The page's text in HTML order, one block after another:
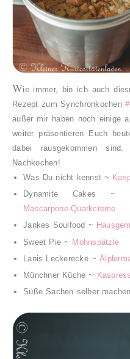
Wie immer, bin ich auch
Rezept zum Synchronkochen
außer mir haben noch einige
weiter präsentieren Euch
dabei rausgekommen
Nachkochen!
Was Du nicht kennst ~
Dynamite Cakes ~
Mascarpone-Quarkcreme
Jankes Soulfood ~
Sweet Pie ~ Mohnspätzle
Lanis Leckerecke ~
Münchner Küche ~
Süße Sachen selber